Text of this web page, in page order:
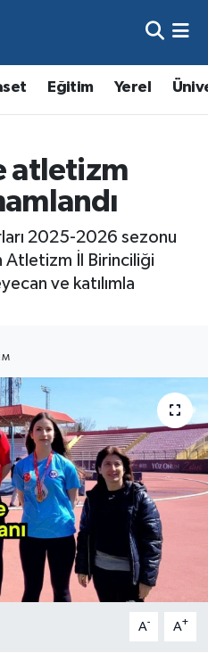
Eğitim Yerel
atletizm
2025-2026 sezonu
Atletizm İl Birinciliği
ve katılımla
A- A+
ve Fikstür